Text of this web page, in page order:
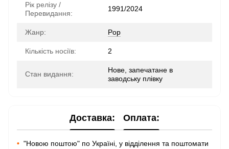
Рік релізу /
Перевидання:
1991/2024
Жанр: Pop
Кількість носіїв: 2
Стан видання:
Нове, запечатане в
заводську плівку
Доставка: Оплата:
• "Новою поштою" по Україні, у відділення та поштомати